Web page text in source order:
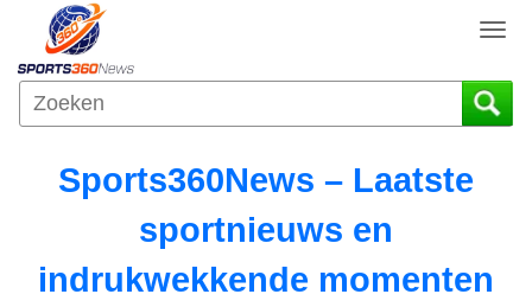
T
g
g
Sports360News – Laatste
sportnieuws en
indrukwekkende momenten